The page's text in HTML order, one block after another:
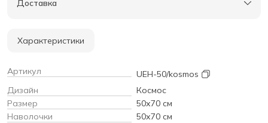
Доставка
Характеристики
Артикул
UEH-50/kosmos
Дизайн
Космос
Размер
50х70 см
Наволочки
50х70 см